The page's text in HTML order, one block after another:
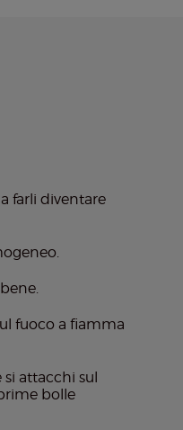
farli diventare
fuoco a fiamma
attacchi sul
bolle